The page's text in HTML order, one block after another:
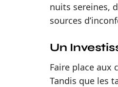
nuits sereines,
sources
Un
Faire place aux
Tandis que les